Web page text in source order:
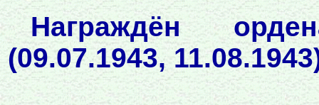
Награждён
(09.07.1943,